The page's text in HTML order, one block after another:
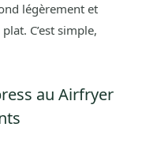
légèrement et
C’est simple,
au Airfryer